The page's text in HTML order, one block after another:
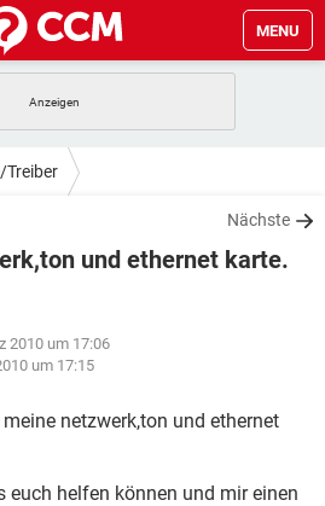
MENU
IOS
TIKTOK
HARDWARE
STREAMING
INSTAGRAM
HARDWARE
IOS
HARDWARE
IOS
Nächste
und ethernet karte.
2010 um 17:06
um 17:15
netzwerk,ton und ethernet
euch helfen können und mir einen